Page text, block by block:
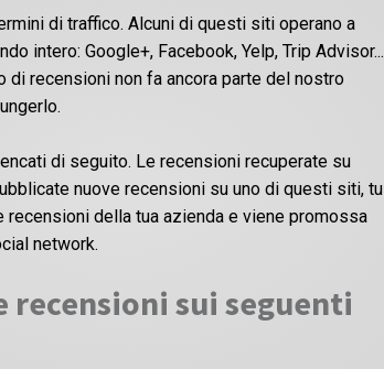
di traffico. Alcuni di questi siti operano a
intero: Google+, Facebook, Yelp, Trip Advisor...
di recensioni non fa ancora parte del nostro
di seguito. Le recensioni recuperate su
nuove recensioni su uno di questi siti, tu
della tua azienda e viene promossa
network.
recensioni sui seguenti